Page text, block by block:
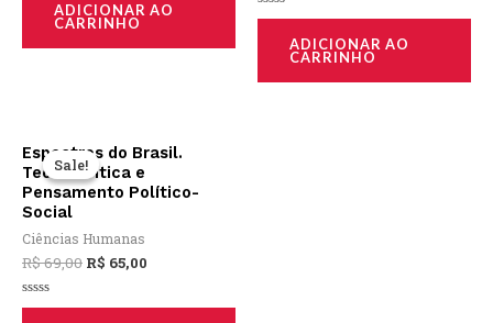
ADICIONAR AO
CARRINHO
Avaliação
ADICIONAR AO
CARRINHO
Sale!
Sale!
Espectros do Brasil.
Teoria Crítica e
Pensamento Político-
Social
Ciências Humanas
R$69,00
preço
original
era:
R$ 65,00
preço
é:
Avaliação